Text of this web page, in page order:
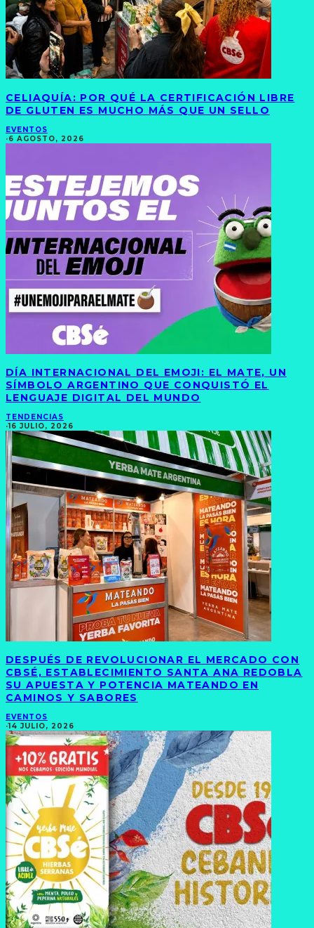
CELIAQUÍA: POR QUÉ LA CERTIFICACIÓN LIBRE
DE GLUTEN ES MUCHO MÁS QUE UN SELLO
EVENTOS
·6 AGOSTO, 2026
DÍA INTERNACIONAL DEL EMOJI: EL MATE, UN
SÍMBOLO ARGENTINO QUE CONQUISTÓ EL
LENGUAJE DIGITAL DEL MUNDO
TENDENCIAS
·16 JULIO, 2026
DESPUÉS DE REVOLUCIONAR EL MERCADO CON
CBSÉ, ESTABLECIMIENTO SANTA ANA REDOBLA
SU APUESTA Y POTENCIA MATEANDO EN
CAMINOS Y SABORES
EVENTOS
·14 JULIO, 2026